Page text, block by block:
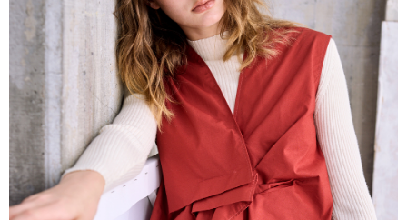
【注意事項】
1.本服務係由「台灣大哥大股份有限公司」（以下簡稱本公司）所提供，讓
用戶於交易時，得透過本服務購買商品或服務，並由商店將買賣／分期付款
買賣價金債權讓與本公司後，依約使用本公司帳單繳交帳款。
2.基於同意付款使用「大哥付你分期」之契約關係目的，商店將以您的個人
資料（包含姓名、電話或地址）提供予台灣大哥大進項蒐集、處理及利用，
由本公司與您本人進行分期帳單所需資料之確認、核對及更正。
3.完整用戶服務條款，請詳閱以下連結：https://oppay.tw/userRule
付款後7-11取貨
每筆NT$60，滿NT$1,000(含以上)免運費
宅配
每筆NT$80，滿NT$1,000(含以上)免運費